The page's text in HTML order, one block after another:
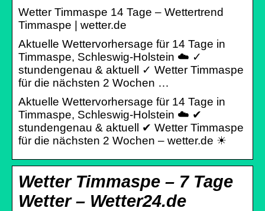
Wetter Timmaspe 14 Tage – Wettertrend
Timmaspe | wetter.de
Aktuelle Wettervorhersage für 14 Tage in
Timmaspe, Schleswig-Holstein ☁️ ✓
stundengenau & aktuell ✓ Wetter Timmaspe
für die nächsten 2 Wochen …
Aktuelle Wettervorhersage für 14 Tage in
Timmaspe, Schleswig-Holstein ☁️ ✔
stundengenau & aktuell ✔ Wetter Timmaspe
für die nächsten 2 Wochen – wetter.de ☀
Wetter Timmaspe – 7 Tage
Wetter – Wetter24.de